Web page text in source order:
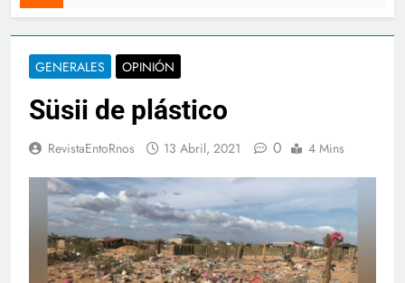
GENERALES OPINIÓN
Süsii de plástico
RevistaEntoRnos 13 Abril, 2021 0 4 Mins